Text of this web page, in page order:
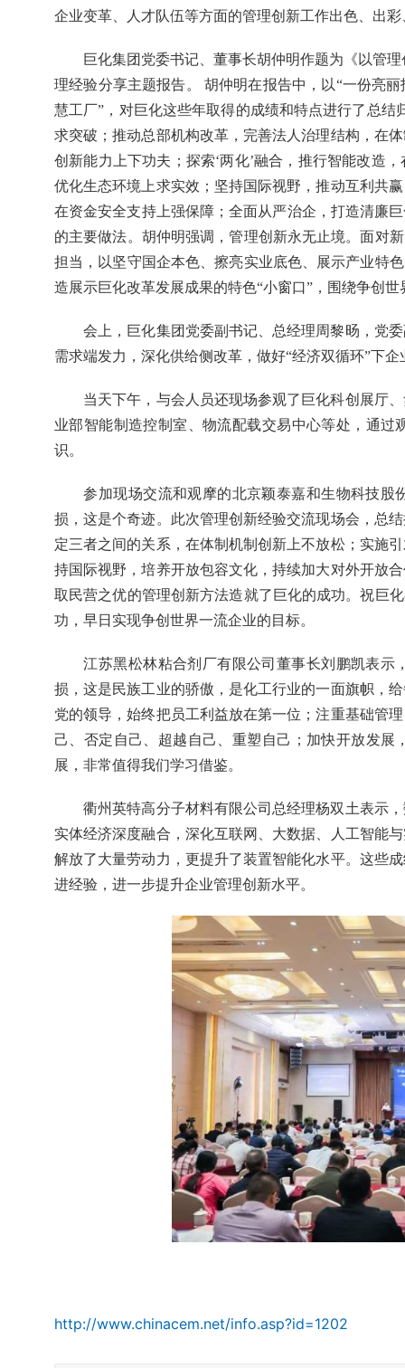
企业变革、人才队伍等方面的管理创新工作出色、出
巨化集团党委书记、董事长胡仲明作题为《以管
理经验分享主题报告。 胡仲明在报告中，以“一份亮
慧工厂”，对巨化这些年取得的成绩和特点进行了总
求突破；推动总部机构改革，完善法人治理结构，在
创新能力上下功夫；探索‘两化’融合，推行智能改造
优化生态环境上求实效；坚持国际视野，推动互利共
在资金安全支持上强保障；全面从严治企，打造清廉
的主要做法。胡仲明强调，管理创新永无止境。面对
担当，以坚守国企本色、擦亮实业底色、展示产业特
造展示巨化改革发展成果的特色“小窗口”，围绕争创
会上，巨化集团党委副书记、总经理周黎旸，党
需求端发力，深化供给侧改革，做好“经济双循环”下
当天下午，与会人员还现场参观了巨化科创展厅
业部智能制造控制室、物流配载交易中心等处，通
识。
参加现场交流和观摩的北京颖泰嘉和生物科技股
损，这是个奇迹。此次管理创新经验交流现场会，总
定三者之间的关系，在体制机制创新上不放松；实施
持国际视野，培养开放包容文化，持续加大对外开放
取民营之优的管理创新方法造就了巨化的成功。祝巨
功，早日实现争创世界一流企业的目标。
江苏黑松林粘合剂厂有限公司董事长刘鹏凯表示
损，这是民族工业的骄傲，是化工行业的一面旗帜，
党的领导，始终把员工利益放在第一位；注重基础管
己、否定自己、超越自己、重塑自己；加快开放发
展，非常值得我们学习借鉴。
衢州英特高分子材料有限公司总经理杨双土表示
实体经济深度融合，深化互联网、大数据、人工智能
解放了大量劳动力，更提升了装置智能化水平。这些
进经验，进一步提升企业管理创新水平。
http://www.chinacem.net/info.asp?id=1202